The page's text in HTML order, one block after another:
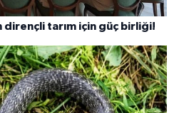
tarım için güç birliği!